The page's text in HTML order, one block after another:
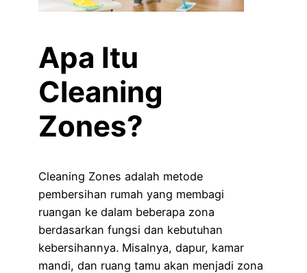
Apa Itu
Cleaning
Zones?
Cleaning Zones adalah metode
pembersihan rumah yang membagi
ruangan ke dalam beberapa zona
berdasarkan fungsi dan kebutuhan
kebersihannya. Misalnya, dapur, kamar
mandi, dan ruang tamu akan menjadi zona